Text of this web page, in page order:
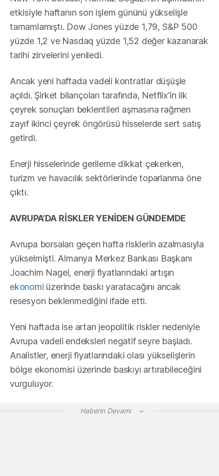
etkisiyle haftanın son işlem gününü yükselişle
tamamlamıştı. Dow Jones yüzde 1,79, S&P 500
yüzde 1,2 ve Nasdaq yüzde 1,52 değer kazanarak
tarihi zirvelerini yeniledi.
Ancak yeni haftada vadeli kontratlar düşüşle
açıldı. Şirket bilançoları tarafında, Netflix’in ilk
çeyrek sonuçları beklentileri aşmasına rağmen
zayıf ikinci çeyrek öngörüsü hisselerde sert satış
getirdi.
Enerji hisselerinde gerileme dikkat çekerken,
turizm ve havacılık sektörlerinde toparlanma öne
çıktı.
AVRUPA’DA RİSKLER YENİDEN GÜNDEMDE
Avrupa borsaları geçen hafta risklerin azalmasıyla
yükselmişti. Almanya Merkez Bankası Başkanı
Joachim Nagel, enerji fiyatlarındaki artışın
ekonomi üzerinde baskı yaratacağını ancak
resesyon beklenmediğini ifade etti.
Yeni haftada ise artan jeopolitik riskler nedeniyle
Avrupa vadeli endeksleri negatif seyre başladı.
Analistler, enerji fiyatlarındaki olası yükselişlerin
bölge ekonomisi üzerinde baskıyı artırabileceğini
vurguluyor.
Haberin Devamı